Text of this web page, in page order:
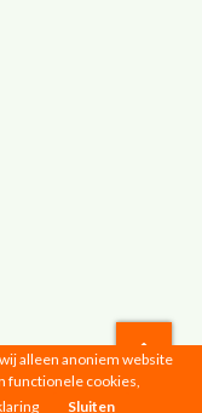
alleen anoniem website
functionele cookies,
Sluiten